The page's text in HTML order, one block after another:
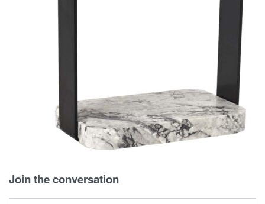
Join the conversation